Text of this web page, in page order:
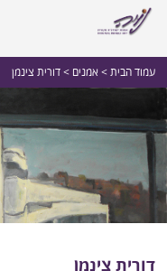
עמוד הבית > אמנים > דורית צינמן
דורית צינמן